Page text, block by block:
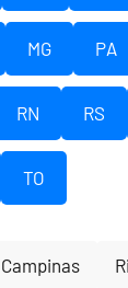
MG PA
RN RS
TO
Campinas